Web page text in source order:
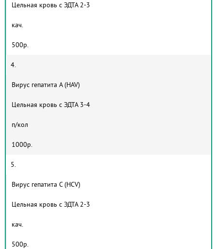
Цельная кровь с ЭДТА 2-3
кач.
500р.
4.
Вирус гепатита А (HAV)
Цельная кровь с ЭДТА 3-4
п/кол
1000р.
5.
Вирус гепатита С (HCV)
Цельная кровь с ЭДТА 2-3
кач.
500р.